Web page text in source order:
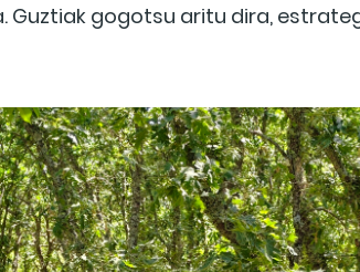
Guztiak gogotsu aritu dira,